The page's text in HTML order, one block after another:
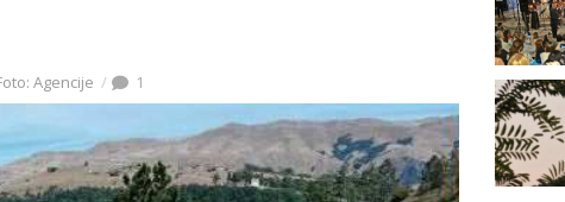
Agencije 1